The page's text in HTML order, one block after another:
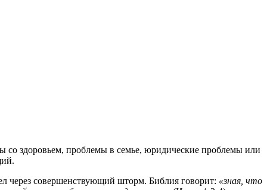
со здоровьем, проблемы в семье, юридические проблемы или
через совершенствующий шторм. Библия говорит: «зная, что